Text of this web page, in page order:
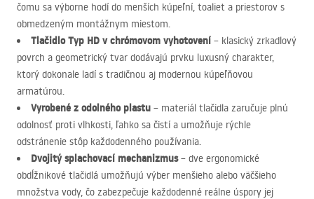
čomu sa výborne hodí do menších kúpeľní, toaliet a priestorov s
obmedzeným montážnym miestom.
Tlačidlo Typ HD v chrómovom vyhotovení – klasický zrkadlový
povrch a geometrický tvar dodávajú prvku luxusný charakter,
ktorý dokonale ladí s tradičnou aj modernou kúpeľňovou
armatúrou.
Vyrobené z odolného plastu – materiál tlačidla zaručuje plnú
odolnosť proti vlhkosti, ľahko sa čistí a umožňuje rýchle
odstránenie stôp každodenného používania.
Dvojitý splachovací mechanizmus– dve ergonomické
obdĺžnikové tlačidlá umožňujú výber menšieho alebo väčšieho
množstva vody, čo zabezpečuje každodenné reálne úspory jej